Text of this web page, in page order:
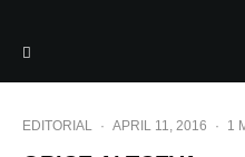
EDITORIAL · APRIL 11, 2016 · 1